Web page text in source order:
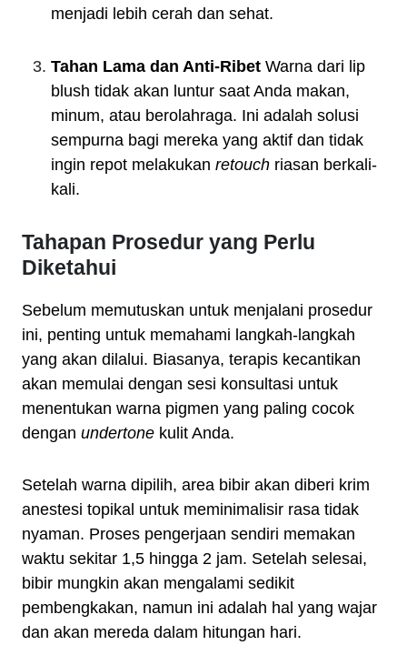
menjadi lebih cerah dan sehat.
Tahan Lama dan Anti-Ribet Warna dari lip
blush tidak akan luntur saat Anda makan,
minum, atau berolahraga. Ini adalah solusi
sempurna bagi mereka yang aktif dan tidak
ingin repot melakukan retouch riasan berkali-
kali.
Tahapan Prosedur yang Perlu
Diketahui
Sebelum memutuskan untuk menjalani prosedur
ini, penting untuk memahami langkah-langkah
yang akan dilalui. Biasanya, terapis kecantikan
akan memulai dengan sesi konsultasi untuk
menentukan warna pigmen yang paling cocok
dengan undertone kulit Anda.
Setelah warna dipilih, area bibir akan diberi krim
anestesi topikal untuk meminimalisir rasa tidak
nyaman. Proses pengerjaan sendiri memakan
waktu sekitar 1,5 hingga 2 jam. Setelah selesai,
bibir mungkin akan mengalami sedikit
pembengkakan, namun ini adalah hal yang wajar
dan akan mereda dalam hitungan hari.